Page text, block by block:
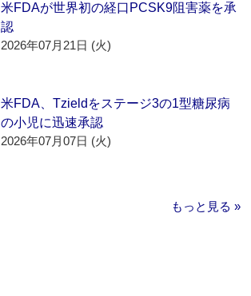
米FDAが世界初の経口PCSK9阻害薬を承
認
2026年07月21日 (火)
米FDA、Tzieldをステージ3の1型糖尿病
の小児に迅速承認
2026年07月07日 (火)
もっと見る »